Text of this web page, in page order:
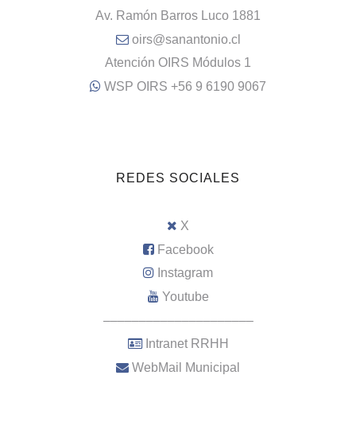
Av. Ramón Barros Luco 1881
oirs@sanantonio.cl
Atención OIRS Módulos 1
WSP OIRS +56 9 6190 9067
REDES SOCIALES
X
Facebook
Instagram
Youtube
–––––––––––––––––––––
Intranet RRHH
WebMail Municipal